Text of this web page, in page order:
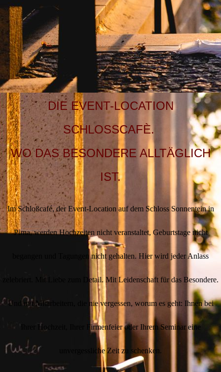
DIE EVENT-LOCATION
SCHLOSSCAFÈ.
WO DAS BESONDERE ALLTÄGLICH
IST.
Im Schloßcafé, der Event-Location auf dem Schloss Sonnentein in
Pirna, werden Hochzeiten nicht veranstaltet, Geburtstage nicht
begangen und Tagungen nicht gehalten. Hier wird jeder Anlass
zelebriert. Mit Liebe zum Detail. Mit Leidenschaft für das Besondere.
Und mit Mitarbeitern, die nie vergessen, worum es geht: Ihnen bei
Ihrer Hochzeit, Ihrer Firmenfeier oder Ihrem Seminar eine
unvergessliche Zeit zu schenken.